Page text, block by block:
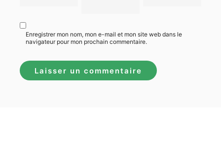
Enregistrer mon nom, mon e-mail et mon site web dans le
navigateur pour mon prochain commentaire.